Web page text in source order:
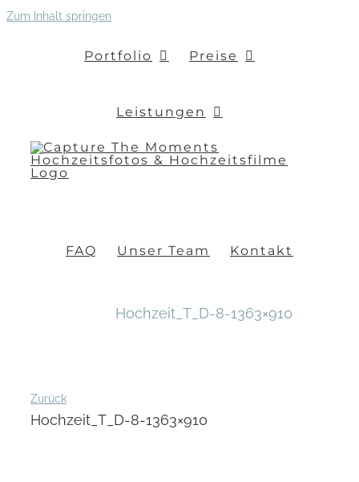
Zum Inhalt springen
Portfolio Preise
Leistungen
FAQ Unser Team Kontakt
Hochzeit_T_D-8-1363×910
Zurück
Hochzeit_T_D-8-1363×910